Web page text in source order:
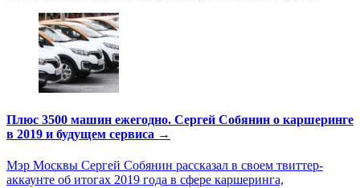
Плюс 3500 машин ежегодно. Сергей Собянин о каршеринге
в 2019 и будущем сервиса →
Мэр Москвы Сергей Собянин рассказал в своем твиттер-
аккаунте об итогах 2019 года в сфере каршеринга,